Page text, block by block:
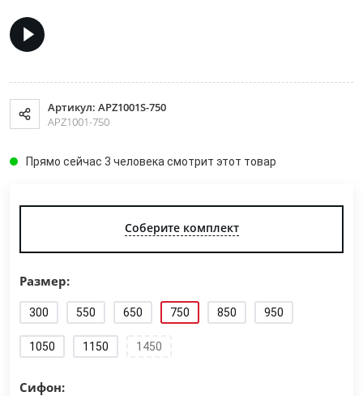
Артикул: APZ1001S-750
APZ1001-750
Прямо сейчас 3 человека смотрит этот товар
Соберите комплект
Размер:
300 550 650 750 850 950
1050 1150 1450
Сифон: